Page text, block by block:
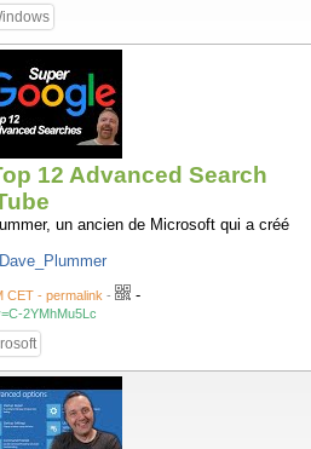
12 Advanced Search
un ancien de Microsoft qui a créé
CET - permalink - -
2YMhMu5Lc